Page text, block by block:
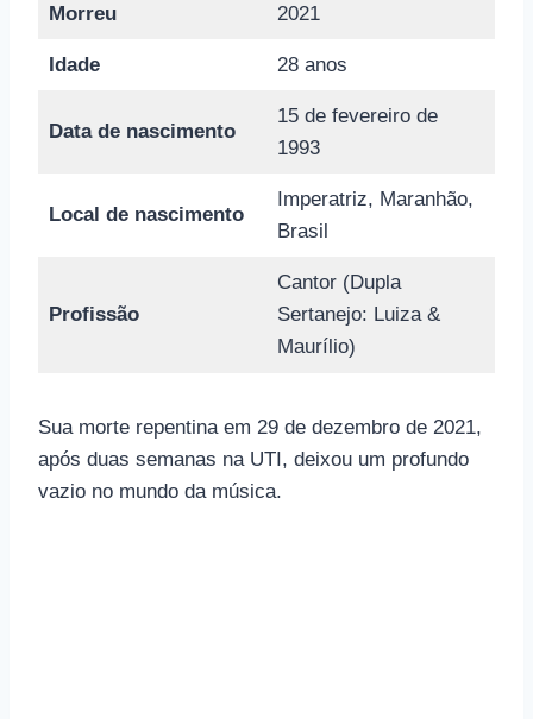
Morreu
2021
Idade 28 anos
Data de nascimento
15 de fevereiro de
1993
Local de nascimento
Imperatriz, Maranhão,
Brasil
Profissão
Cantor (Dupla
Sertanejo: Luiza &
Maurílio)
Sua morte repentina em 29 de dezembro de 2021,
após duas semanas na UTI, deixou um profundo
vazio no mundo da música.